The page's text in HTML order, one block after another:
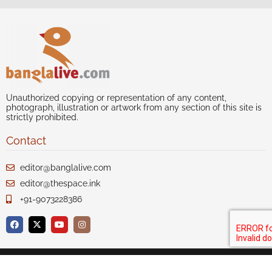
Unauthorized copying or representation of any content,
photograph, illustration or artwork from any section of this site is
strictly prohibited.
Contact
editor@banglalive.com
editor@thespace.ink
+91-9073228386